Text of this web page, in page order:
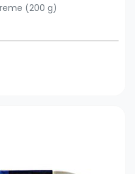
(200 g)